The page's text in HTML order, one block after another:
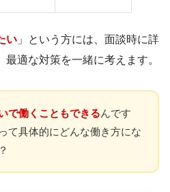
い 」という方には、面談時に詳
適な対策を一緒に考えます。
で働くこともできるんです
て具体的にどんな働き方にな